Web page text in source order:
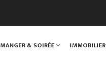
MANGER & SOIRÉE IMMOBILIER